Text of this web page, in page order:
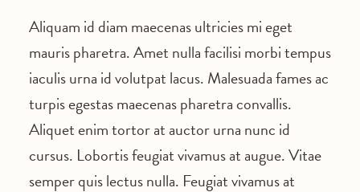
Aliquam id diam maecenas ultricies mi eget
mauris pharetra. Amet nulla facilisi morbi tempus
iaculis urna id volutpat lacus. Malesuada fames ac
turpis egestas maecenas pharetra convallis.
Aliquet enim tortor at auctor urna nunc id
cursus. Lobortis feugiat vivamus at augue. Vitae
semper quis lectus nulla. Feugiat vivamus at